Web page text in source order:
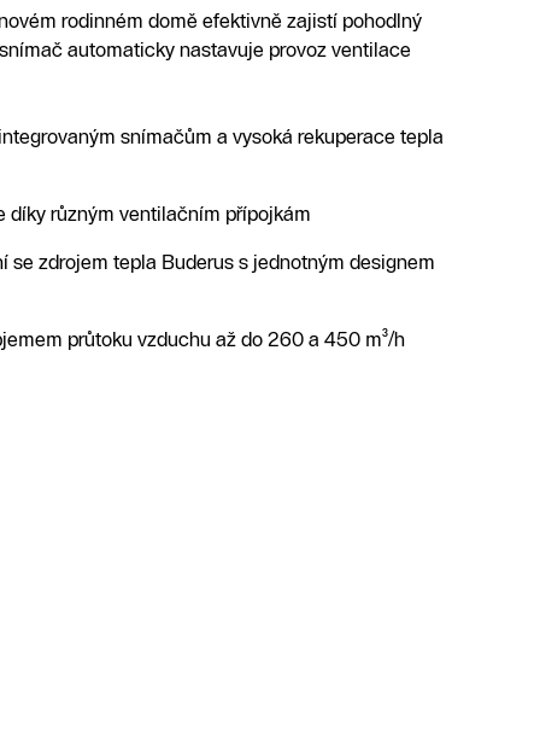
rodinném domě efektivně zajistí pohodlný
automaticky nastavuje provoz ventilace
snímačům a vysoká rekuperace tepla
díky různým ventilačním přípojkám
se zdrojem tepla Buderus s jednotným designem
průtoku vzduchu až do 260 a 450 m³/h